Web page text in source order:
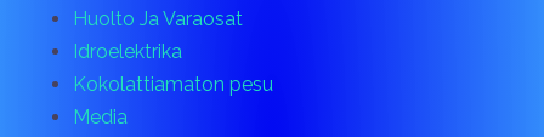
Huolto Ja Varaosat
Idroelektrika
Kokolattiamaton pesu
Media